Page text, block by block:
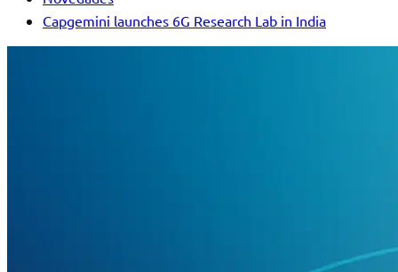
Capgemini launches 6G Research Lab in India